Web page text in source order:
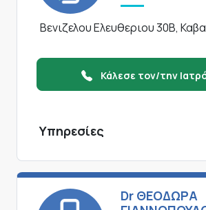
Βενιζελου Ελευθεριου 30Β,
Κάλεσε τον/την
Υπηρεσίες
Dr ΘΕΟΔΩΡΑ